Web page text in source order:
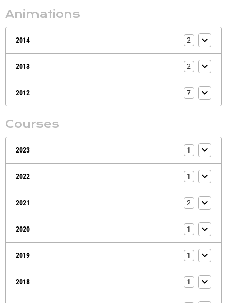
Animations
2014 2
2013 2
2012 7
Courses
2023 1
2022 1
2021 2
2020 1
2019 1
2018 1